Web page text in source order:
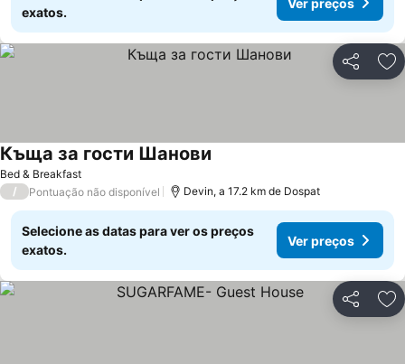
exatos.
Partilhar
Bed & Breakfast
Къща за гости Шанови
/ Pontuação não disponível Devin, a 17.2 km de Dospat
Selecione as datas para ver os preços
exatos.
Ver preços
Partilhar